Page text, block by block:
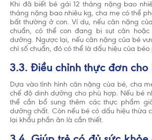
Khi đã biết bé gái 12 tháng nặng bao
tháng nặng bao nhiêu kg, cha mẹ có thể
bất thường ở con. Ví dụ, nếu cân nặng
chuẩn, có thể con đang bị sụt cân hoặc
dưỡng. Ngược lại, nếu cân nặng của bé
chỉ số chuẩn, đó có thể là dấu hiệu của
3.3. Điều chỉnh thực đơn
Dựa vào tình hình cân nặng của bé, cha
chế độ dinh dưỡng cho phù hợp. Nếu bé
thể cần bổ sung thêm các thực phẩm
dưỡng chất. Còn nếu bé có dấu hiệu thừa
lại khẩu phần ăn là cần thiết.